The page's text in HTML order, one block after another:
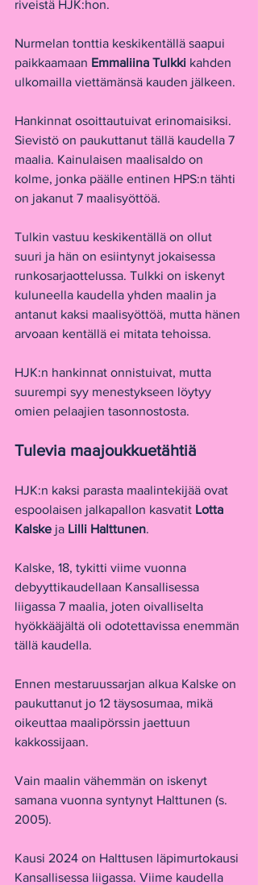
riveistä HJK:hon.
Nurmelan tonttia keskikentällä saapui
paikkaamaan Emmaliina Tulkki kahden
ulkomailla viettämänsä kauden jälkeen.
Hankinnat osoittautuivat erinomaisiksi.
Sievistö on paukuttanut tällä kaudella 7
maalia. Kainulaisen maalisaldo on
kolme, jonka päälle entinen HPS:n tähti
on jakanut 7 maalisyöttöä.
Tulkin vastuu keskikentällä on ollut
suuri ja hän on esiintynyt jokaisessa
runkosarjaottelussa. Tulkki on iskenyt
kuluneella kaudella yhden maalin ja
antanut kaksi maalisyöttöä, mutta hänen
arvoaan kentällä ei mitata tehoissa.
HJK:n hankinnat onnistuivat, mutta
suurempi syy menestykseen löytyy
omien pelaajien tasonnostosta.
Tulevia maajoukkuetähtiä
HJK:n kaksi parasta maalintekijää ovat
espoolaisen jalkapallon kasvatit Lotta
Kalske ja Lilli Halttunen.
Kalske, 18, tykitti viime vuonna
debyyttikaudellaan Kansallisessa
liigassa 7 maalia, joten oivalliselta
hyökkääjältä oli odotettavissa enemmän
tällä kaudella.
Ennen mestaruussarjan alkua Kalske on
paukuttanut jo 12 täysosumaa, mikä
oikeuttaa maalipörssin jaettuun
kakkossijaan.
Vain maalin vähemmän on iskenyt
samana vuonna syntynyt Halttunen (s.
2005).
Kausi 2024 on Halttusen läpimurtokausi
Kansallisessa liigassa. Viime kaudella